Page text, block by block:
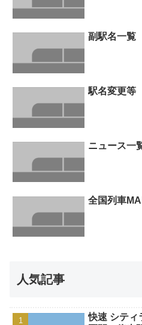
副駅名一覧
駅名変更等
ニュース一
全国列車
人気記事
快速 シティ